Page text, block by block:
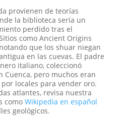
provienen de teorías
la biblioteca sería un
perdido tras el
como Ancient Origins
que los shuar niegan
en las cuevas. El padre
italiano, coleccionó
Cuenca, pero muchos eran
locales para vender oro.
atlantes, revisa nuestra
como Wikipedia en español
geológicos.